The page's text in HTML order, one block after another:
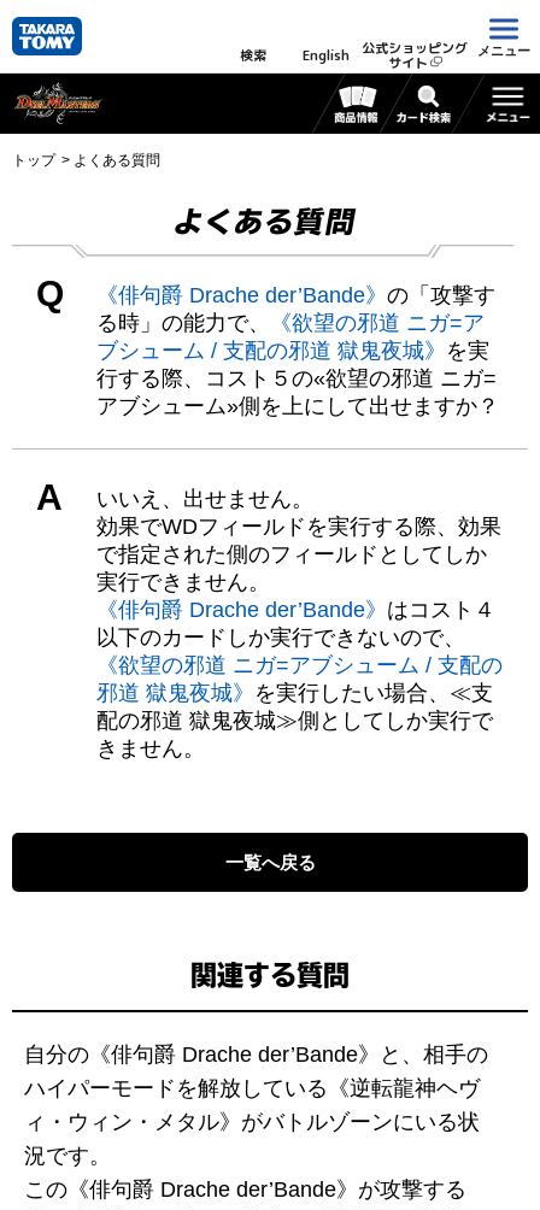
検索 English 公式ショッピング
サイト
メニュー
トップ よくある質問
よくある質問
Q 《俳句爵 Drache der’Bande》 の「攻撃す
る時」の能力で、
《欲望の邪道 ニガ=ア
ブシューム / 支配の邪道 獄鬼夜城》 を実
行する際、コスト５の«欲望の邪道 ニガ=
アブシューム»側を上にして出せますか？
A
いいえ、出せません。
効果でWDフィールドを実行する際、効果
で指定された側のフィールドとしてしか
実行できません。
《俳句爵 Drache der’Bande》 はコスト４
以下のカードしか実行できないので、
《欲望の邪道 ニガ=アブシューム / 支配の
邪道 獄鬼夜城》 を実行したい場合、≪支
配の邪道 獄鬼夜城≫側としてしか実行で
きません。
一覧へ戻る
関連する質問
自分の《俳句爵 Drache der’Bande》と、相手の
ハイパーモードを解放している《逆転龍神ヘヴ
ィ・ウィン・メタル》がバトルゾーンにいる状
況です。
この《俳句爵 Drache der’Bande》が攻撃する